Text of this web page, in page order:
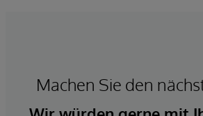
Machen Sie den